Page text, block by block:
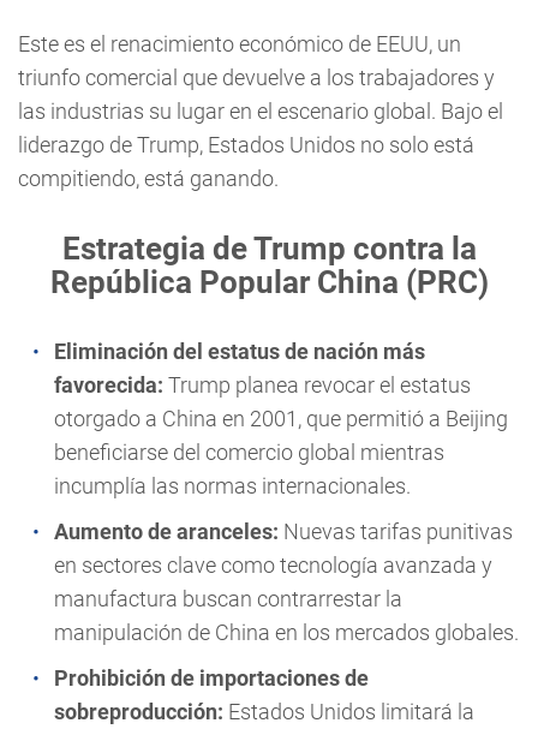
Este es el renacimiento económico de EEUU, un
triunfo comercial que devuelve a los trabajadores y
las industrias su lugar en el escenario global. Bajo el
liderazgo de Trump, Estados Unidos no solo está
compitiendo, está ganando.
Estrategia de Trump contra la
República Popular China (PRC)
Eliminación del estatus de nación más
favorecida: Trump planea revocar el estatus
otorgado a China en 2001, que permitió a Beijing
beneficiarse del comercio global mientras
incumplía las normas internacionales.
Aumento de aranceles: Nuevas tarifas punitivas
en sectores clave como tecnología avanzada y
manufactura buscan contrarrestar la
manipulación de China en los mercados globales.
Prohibición de importaciones de
sobreproducción: Estados Unidos limitará la